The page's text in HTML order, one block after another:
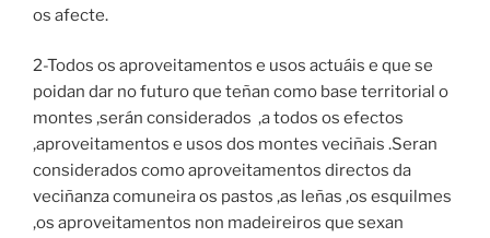
os afecte.
2-Todos os aproveitamentos e usos actuáis e que se
poidan dar no futuro que teñan como base territorial o
montes ,serán considerados ,a todos os efectos
,aproveitamentos e usos dos montes veciñais .Seran
considerados como aproveitamentos directos da
veciñanza comuneira os pastos ,as leñas ,os esquilmes
,os aproveitamentos non madeireiros que sexan